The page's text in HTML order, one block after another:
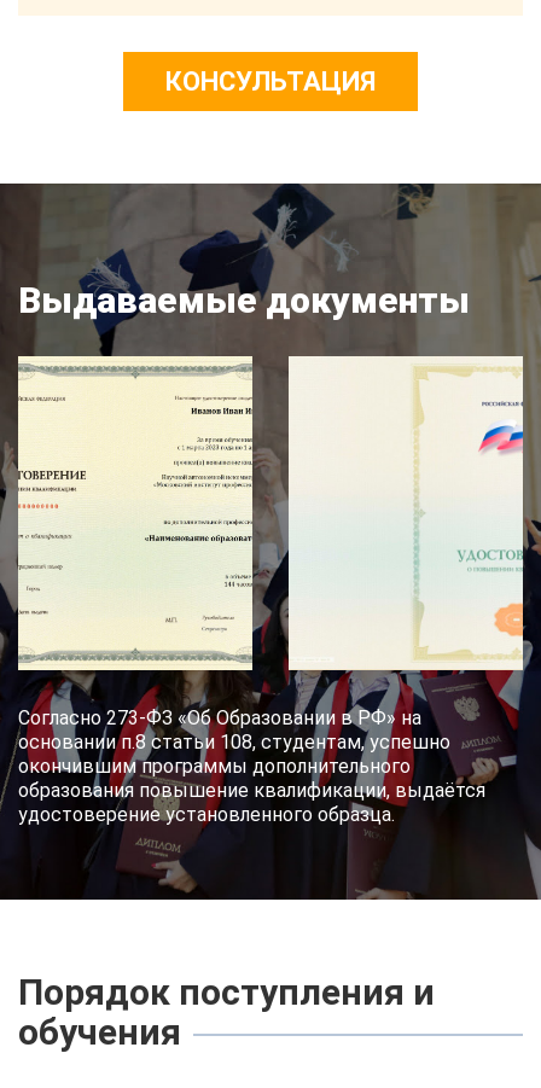
КОНСУЛЬТАЦИЯ
Выдаваемые документы
Согласно 273-ФЗ «Об Образовании в РФ» на
основании п.8 статьи 108, студентам, успешно
окончившим программы дополнительного
образования повышение квалификации, выдаётся
удостоверение установленного образца.
Порядок поступления и
обучения